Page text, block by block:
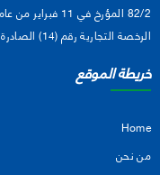
الرخصة التجارية رقم (14) الصادرة بتاريخ 1983/11/27
خريطة الموقع
Home
من نحن